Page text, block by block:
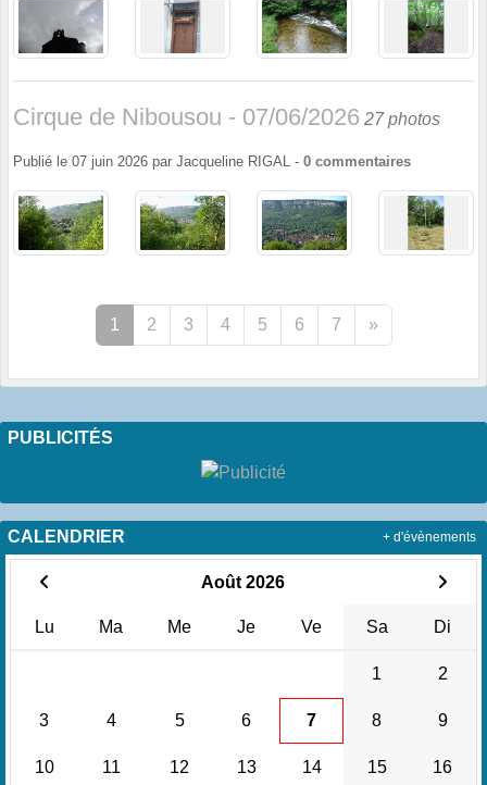
Cirque de Nibousou - 07/06/2026 27 photos
Publié le 07 juin 2026 par Jacqueline RIGAL - 0 commentaires
1 2 3 4 5 6 7 »
PUBLICITÉS
CALENDRIER
Août 2026
Lu Ma Me Je Ve Sa Di
1 2
3 4 5 6 7 8 9
10 11 12 13 14 15 16
+ d'évènements